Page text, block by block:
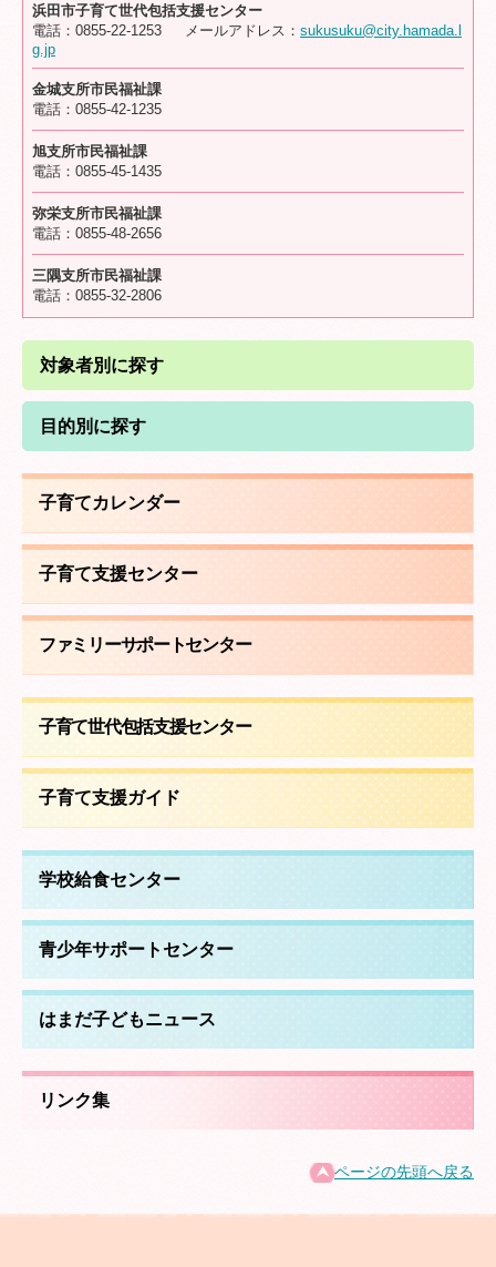
浜田市子育て世代包括支援センター
電話：0855-22-1253 メールアドレス： sukusuku@city.hamada.l
g.jp
金城支所市民福祉課
電話：0855-42-1235
旭支所市民福祉課
電話：0855-45-1435
弥栄支所市民福祉課
電話：0855-48-2656
三隅支所市民福祉課
電話：0855-32-2806
対象者別に探す
目的別に探す
子育てカレンダー
子育て支援センター
ファミリーサポートセンター
子育て世代包括支援センター
子育て支援ガイド
学校給食センター
青少年サポートセンター
はまだ子どもニュース
リンク集
ページの先頭へ戻る